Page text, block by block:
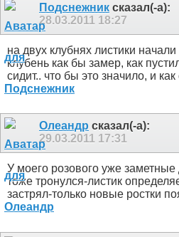
Подснежник сказал(-а):
28.03.2011 18:27
на двух клубнях листики
клубень как бы замер, как
сидит.. что бы это значило, и как
Олеандр сказал(-а):
29.03.2011 17:31
У моего розового уже
тоже тронулся-листик
застрял-только новые ростки